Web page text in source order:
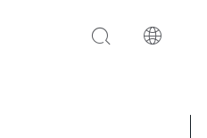
 